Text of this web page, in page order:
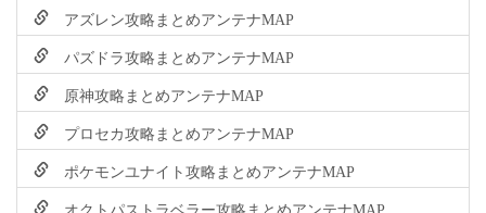
アズレン攻略まとめアンテナMAP
パズドラ攻略まとめアンテナMAP
原神攻略まとめアンテナMAP
プロセカ攻略まとめアンテナMAP
ポケモンユナイト攻略まとめアンテナMAP
オクトパストラベラー攻略まとめアンテナMAP